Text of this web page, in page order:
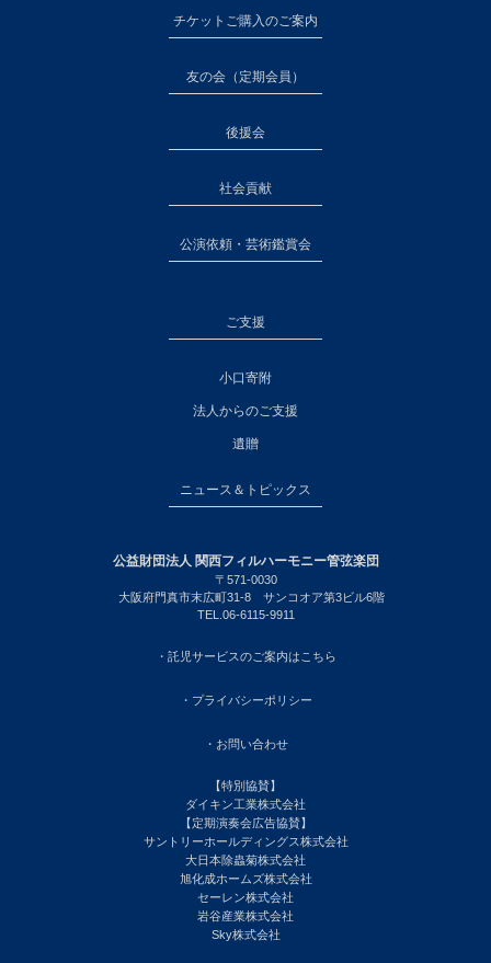
チケットご購入のご案内
友の会（定期会員）
後援会
社会貢献
公演依頼・芸術鑑賞会
ご支援
小口寄附
法人からのご支援
遺贈
ニュース＆トピックス
公益財団法人 関西フィルハーモニー管弦楽団
〒571-0030
大阪府門真市末広町31-8 サンコオア第3ビル6階
TEL.06-6115-9911
・託児サービスのご案内はこちら
・プライバシーポリシー
・お問い合わせ
【特別協賛】
ダイキン工業株式会社
【定期演奏会広告協賛】
サントリーホールディングス株式会社
大日本除蟲菊株式会社
旭化成ホームズ株式会社
セーレン株式会社
岩谷産業株式会社
Sky株式会社